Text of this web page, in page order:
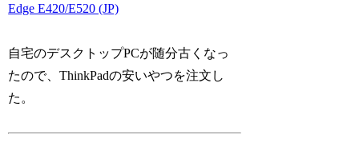
Edge E420/E520 (JP)
自宅のデスクトップPCが随分古くなっ
たので、ThinkPadの安いやつを注文し
た。